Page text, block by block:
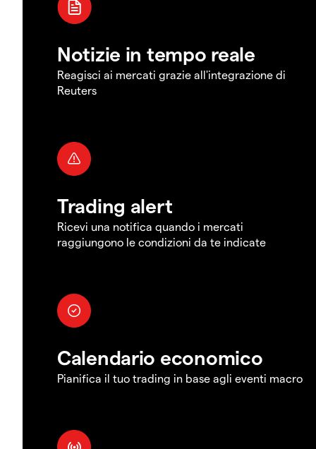
Notizie in tempo reale
Reagisci ai mercati grazie all'integrazione di
Reuters
Trading alert
Ricevi una notifica quando i mercati
raggiungono le condizioni da te indicate
Calendario economico
Pianifica il tuo trading in base agli eventi macro